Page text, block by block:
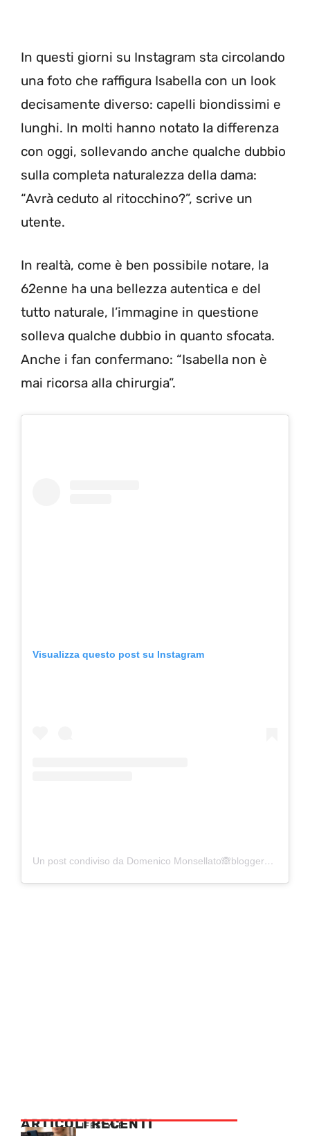
In questi giorni su Instagram sta circolando
una foto che raffigura Isabella con un look
decisamente diverso: capelli biondissimi e
lunghi. In molti hanno notato la differenza
con oggi, sollevando anche qualche dubbio
sulla completa naturalezza della dama:
“Avrà ceduto al ritocchino?”, scrive un
utente.
In realtà, come è ben possibile notare, la
62enne ha una bellezza autentica e del
tutto naturale, l’immagine in questione
solleva qualche dubbio in quanto sfocata.
Anche i fan confermano: “Isabella non è
mai ricorsa alla chirurgia”.
Visualizza questo post su Instagram
Un post condiviso da Domenico Monsellato🙈blogger😉 (@ilvostropensieroitgossip)
ARTICOLI RECENTI
LIFESTYLE